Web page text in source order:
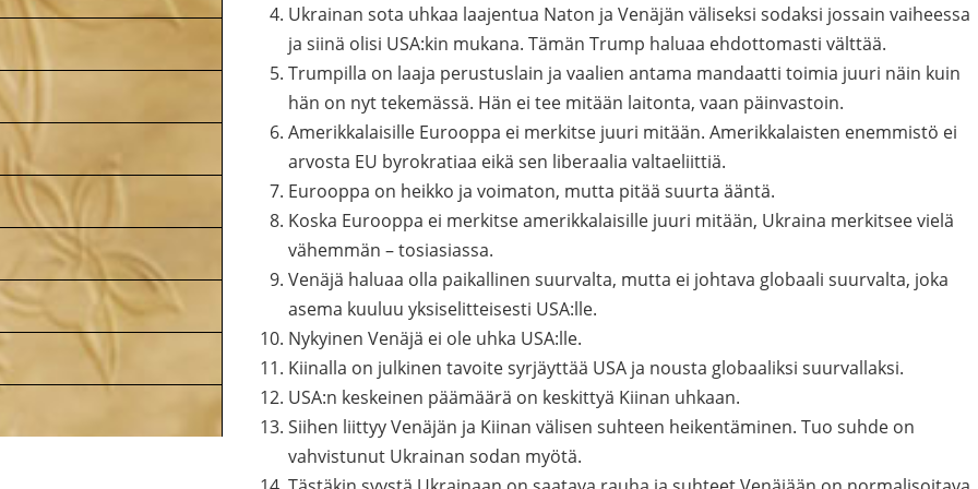
Ukrainan sota uhkaa laajentua Naton ja Venäjän väliseksi sodaksi jossain vaiheessa
ja siinä olisi USA:kin mukana. Tämän Trump haluaa ehdottomasti välttää.
Trumpilla on laaja perustuslain ja vaalien antama mandaatti toimia juuri näin kuin
hän on nyt tekemässä. Hän ei tee mitään laitonta, vaan päinvastoin.
Amerikkalaisille Eurooppa ei merkitse juuri mitään. Amerikkalaisten enemmistö ei
arvosta EU byrokratiaa eikä sen liberaalia valtaeliittiä.
Eurooppa on heikko ja voimaton, mutta pitää suurta ääntä.
Koska Eurooppa ei merkitse amerikkalaisille juuri mitään, Ukraina merkitsee vielä
vähemmän – tosiasiassa.
Venäjä haluaa olla paikallinen suurvalta, mutta ei johtava globaali suurvalta, joka
asema kuuluu yksiselitteisesti USA:lle.
Nykyinen Venäjä ei ole uhka USA:lle.
Kiinalla on julkinen tavoite syrjäyttää USA ja nousta globaaliksi suurvallaksi.
USA:n keskeinen päämäärä on keskittyä Kiinan uhkaan.
Siihen liittyy Venäjän ja Kiinan välisen suhteen heikentäminen. Tuo suhde on
vahvistunut Ukrainan sodan myötä.